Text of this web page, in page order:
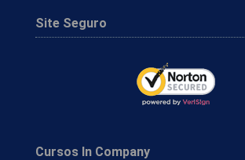
Site Seguro
Cursos In Company